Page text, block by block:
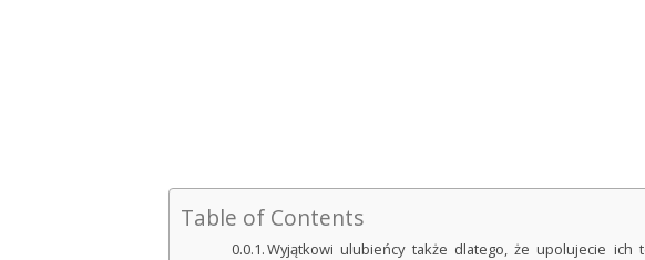
Table of Contents
Wyjątkowi ulubieńcy także dlatego, że upolujecie ich